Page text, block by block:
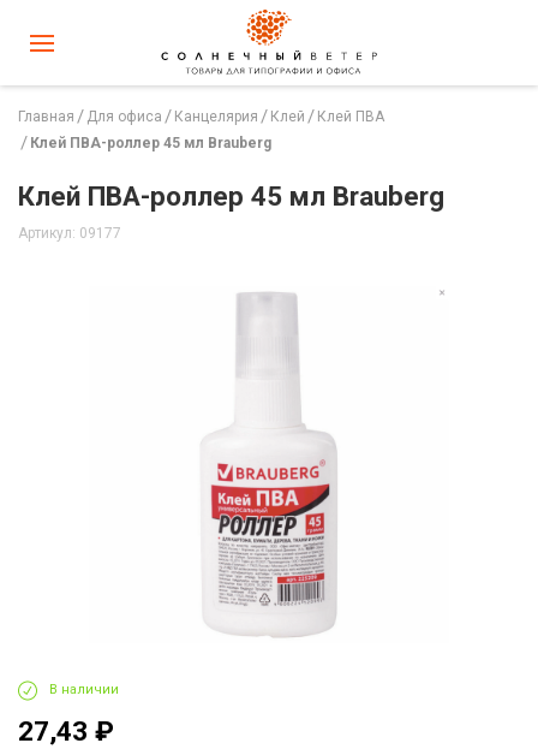
Главная Для офиса Канцелярия Клей
Клей ПВА
Клей ПВА-роллер 45 мл Brauberg
Клей ПВА-роллер 45 мл Brauberg
Артикул: 09177
В наличии
27,43 ₽